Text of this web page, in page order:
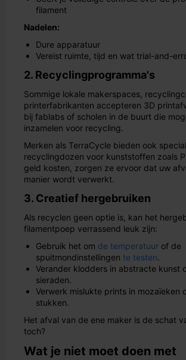
filament
Nadelen:
Dure apparatuur
Vereist ruimte, tijd en wat trial-and-
2. Recyclingprogramma's
Sommige lokale makerspaces,
printerfabrikanten accepteren 3D
bij fablabs of scholen in de buurt die
inzamelen voor recycling.
Merken als TerraCycle bieden ook
recyclingdozen voor kunststoffen zoals
geld kosten, zorgen ze ervoor dat uw
manier wordt verwerkt.
3. Creatief hergebruiken
Als recyclen geen optie is, kan het
filamentpoep verrassend leuk zijn:
Gebruik het om de temperatuur of de
spuitmondinstellingen te testen.
Verander klodders in abstracte kunst
sieraden.
Verwerk mislukte prints in mozaïeken
stukken.
Het afval van de ene maker is de schat
toch?
Wat je niet moet doen met